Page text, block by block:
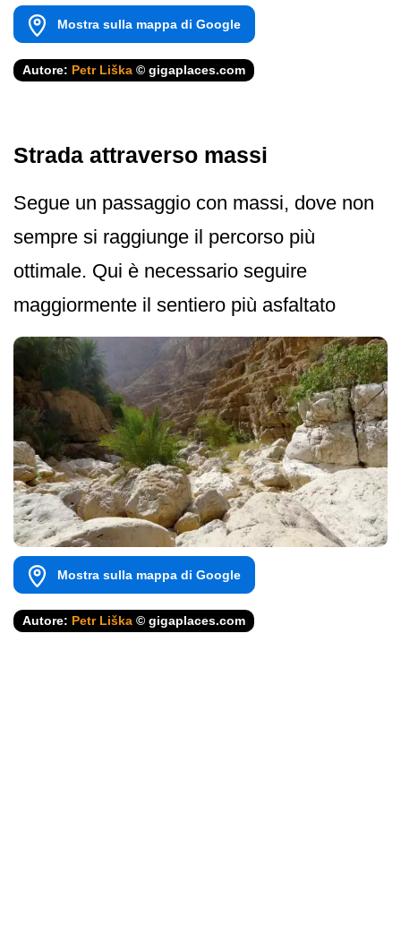
Mostra sulla mappa di Google
Autore: Petr Liška © gigaplaces.com
Strada attraverso massi
Segue un passaggio con massi, dove non
sempre si raggiunge il percorso più
ottimale. Qui è necessario seguire
maggiormente il sentiero più asfaltato
Mostra sulla mappa di Google
Autore: Petr Liška © gigaplaces.com